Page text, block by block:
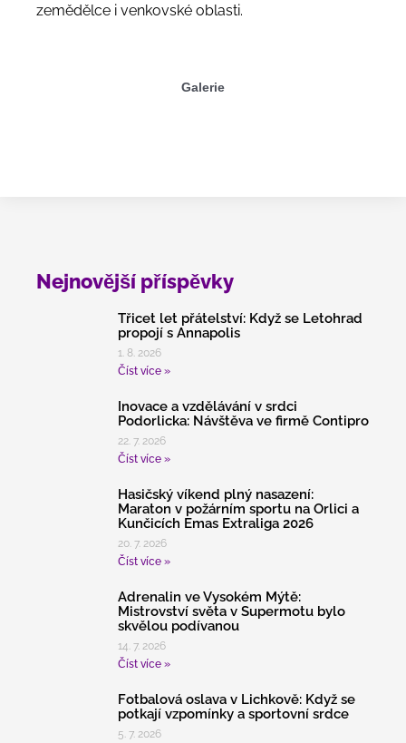
zemědělce i venkovské oblasti.
Galerie
Nejnovější příspěvky
Třicet let přátelství: Když se Letohrad
propojí s Annapolis
1. 8. 2026
Číst více »
Inovace a vzdělávání v srdci
Podorlicka: Návštěva ve firmě Contipro
22. 7. 2026
Číst více »
Hasičský víkend plný nasazení:
Maraton v požárním sportu na Orlici a
Kunčicích Emas Extraliga 2026
20. 7. 2026
Číst více »
Adrenalin ve Vysokém Mýtě:
Mistrovství světa v Supermotu bylo
skvělou podívanou
14. 7. 2026
Číst více »
Fotbalová oslava v Lichkově: Když se
potkají vzpomínky a sportovní srdce
5. 7. 2026